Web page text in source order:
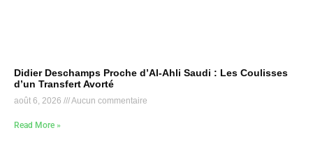
Didier Deschamps Proche d’Al-Ahli Saudi : Les Coulisses
d’un Transfert Avorté
août 6, 2026 Aucun commentaire
Read More »